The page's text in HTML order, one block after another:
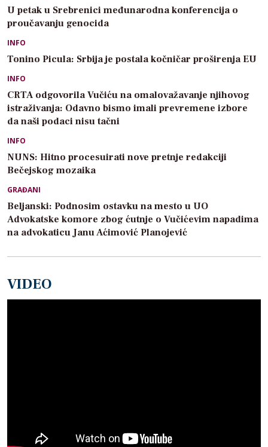
U petak u Srebrenici međunarodna konferencija o
proučavanju genocida
INFO
Tonino Picula: Srbija je postala kočničar proširenja EU
INFO
CRTA odgovorila Vučiću na omalovažavanje njihovog
istraživanja: Odavno bismo imali prevremene izbore
da naši podaci nisu tačni
INFO
NUNS: Hitno procesuirati nove pretnje redakciji
Bečejskog mozaika
GRAĐANI
Beljanski: Podnosim ostavku na mesto u UO
Advokatske komore zbog ćutnje o Vučićevim napadima
na advokaticu Janu Aćimović Planojević
VIDEO